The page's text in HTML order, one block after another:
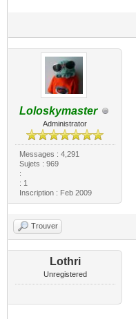
Loloskymaster
Administrator
Messages : 4,291
Sujets : 969
:
: 1
Inscription : Feb 2009
Trouver
Lothri
Unregistered